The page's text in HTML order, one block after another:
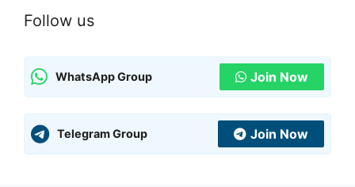
Follow us
WhatsApp Group Join Now
Telegram Group Join Now